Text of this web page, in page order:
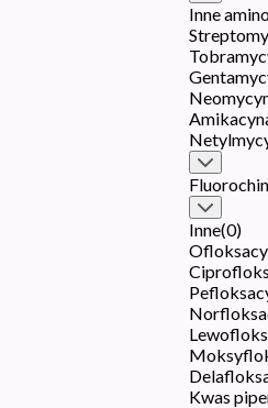
Inne
Inne(0)
Kwas